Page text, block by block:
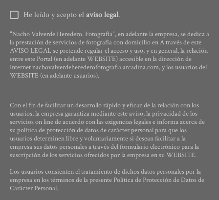
He leído y acepto elaviso legal.
"Nacho Valverde Heredero. Fotografía", en adelante la empresa, se dedica a
la prestación de servicios de fotografía con domicilio en A través de este
AVISO LEGAL se pretende regular el acceso y uso, y en general, la relación
entre este Portal (en adelante WEBSITE) accesible en la dirección de
Internet nachovalverdeherederofotografia.arcadina.com, y los usuarios del
WEBSITE (en adelante usuarios).
Con el fin de facilitar un desarrollo rápido y eficaz de la relación con los
usuarios, la empresa garantiza mediante este aviso, la privacidad de los
servicios on line de acuerdo con las exigencias legales e informa acerca de
su política de protección de datos de carácter personal para que los
usuarios determinen libre y voluntariamente si desean facilitar a la
empresa sus datos personales a través del formulario electrónico para la
suscripción de los servicios ofrecidos por la empresa en su WEBSITE.
Los usuarios consienten el tratamiento de dichos datos personales por la
empresa en los términos de la presente Política de Protección de Datos de
Carácter Personal.